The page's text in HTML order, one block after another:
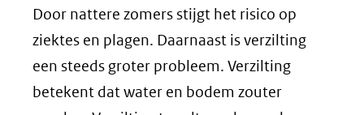
Door nattere zomers stijgt het risico op
ziektes en plagen. Daarnaast is verzilting
een steeds groter probleem. Verzilting
betekent dat water en bodem zouter